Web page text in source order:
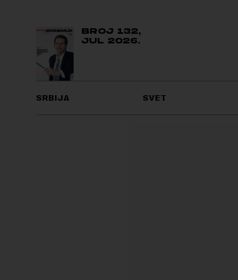
BROJ 132,
JUL 2026.
SRBIJA SVET